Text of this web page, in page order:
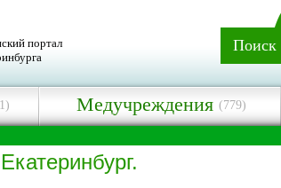
Поиск
портал
Медучреждения (779)